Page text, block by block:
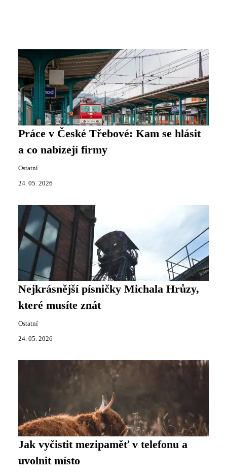
Práce v České Třebové: Kam se hlásit
a co nabízejí firmy
Ostatní
24. 05. 2026
Nejkrásnější písničky Michala Hrůzy,
které musíte znát
Ostatní
24. 05. 2026
Jak vyčistit mezipaměť v telefonu a
uvolnit místo